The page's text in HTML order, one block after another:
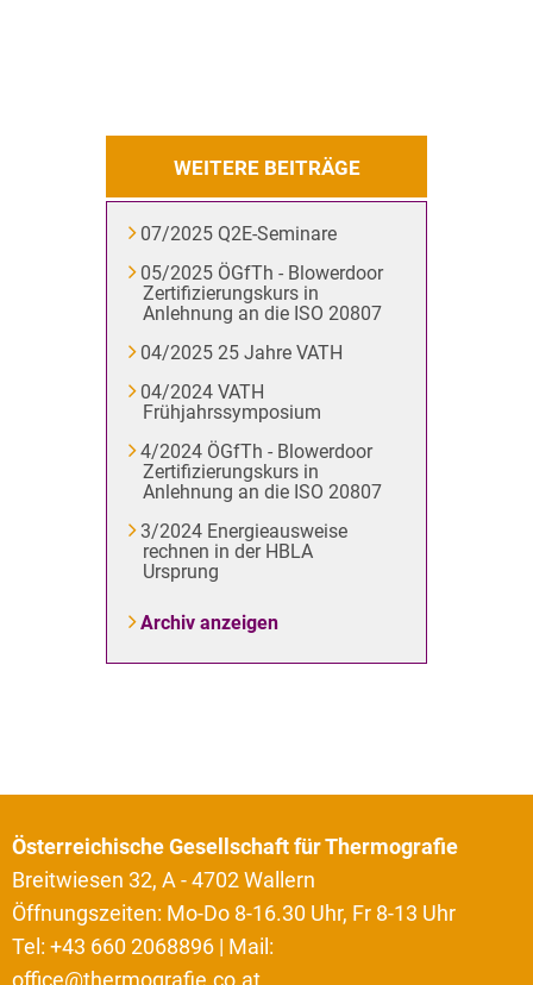
WEITERE BEITRÄGE
07/2025 Q2E-Seminare
05/2025 ÖGfTh - Blowerdoor
Zertifizierungskurs in
Anlehnung an die ISO 20807
04/2025 25 Jahre VATH
04/2024 VATH
Frühjahrssymposium
4/2024 ÖGfTh - Blowerdoor
Zertifizierungskurs in
Anlehnung an die ISO 20807
3/2024 Energieausweise
rechnen in der HBLA
Ursprung
Archiv anzeigen
Österreichische Gesellschaft für Thermografie
Breitwiesen 32, A - 4702 Wallern
Öffnungszeiten: Mo-Do 8-16.30 Uhr, Fr 8-13 Uhr
Tel: +43 660 2068896 | Mail:
office@thermografie.co.at